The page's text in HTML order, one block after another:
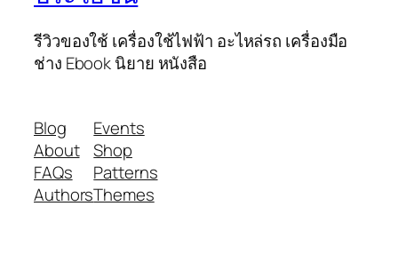
รีวิวของใช้ เครื่องใช้ไฟฟ้า อะไหล่รถ เครื่องมือ
ช่าง Ebook นิยาย หนังสือ
Blog
About
FAQs
Authors
Events
Shop
Patterns
Themes